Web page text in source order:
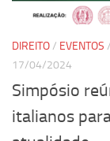
Grupos de
Grupo
em
DIREITO/ EVENTOS /
17/04/2024
Simpósio
italianos